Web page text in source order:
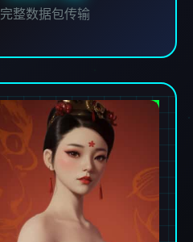
完整数据包传输